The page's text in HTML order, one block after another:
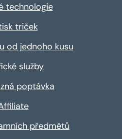
technologie
triček
od jednoho kusu
služby
poptávka
předmětů